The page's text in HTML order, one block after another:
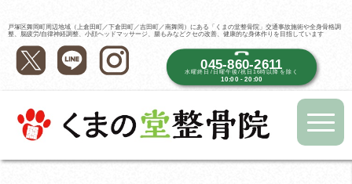
戸塚区舞岡町周辺地域（上倉田町／下倉田町／吉田町／南舞岡）にある「くまの堂整骨院」交通事故施術や全身骨格調
整、脳疲労/自律神経調整、小顔ヘッドマッサージ、腸もみなどクセの改善、健康的な身体作りを目指しています
045-860-2611
水曜終日/日曜午後/祝日16時以降を除く
10:00 - 20:00